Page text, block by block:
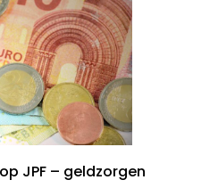
JPF – geldzorgen